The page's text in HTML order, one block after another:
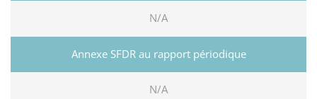
N/A
N/A